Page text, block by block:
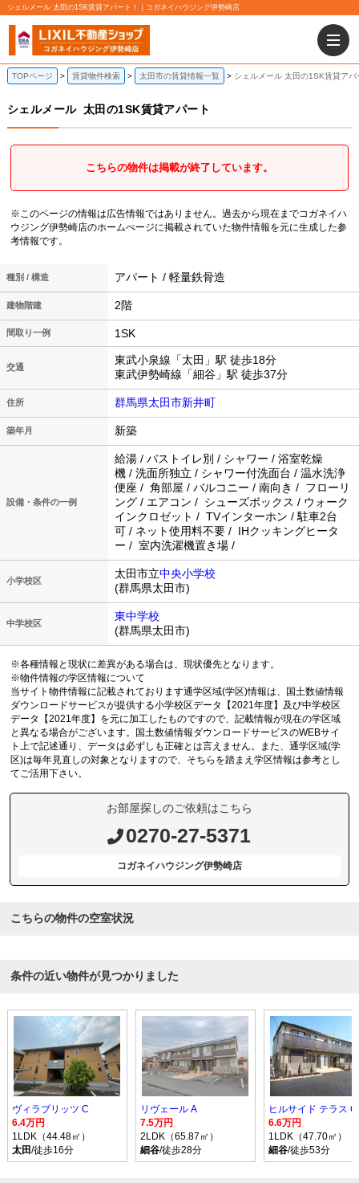
シェルメール 太田の1SK賃貸アパート！｜コガネイハウジング伊勢崎店
TOPページ 賃貸物件検索 太田市の賃貸情報一覧 シェルメール 太田の1SK賃貸アパ
シェルメール 太田の1SK賃貸アパート
こちらの物件は掲載が終了しています。
※このページの情報は広告情報ではありません。過去から現在までコガネイハ
ウジング伊勢崎店のホームぺージに掲載されていた物件情報を元に生成した参
考情報です。
種別 / 構造 アパート / 軽量鉄骨造
建物階建 2階
間取り一例 1SK
交通
東武小泉線「太田」駅 徒歩18分
東武伊勢崎線「細谷」駅 徒歩37分
住所 群馬県太田市新井町
築年月 新築
設備・条件の一例
給湯 / バストイレ別 / シャワー / 浴室乾燥
機 / 洗面所独立 / シャワー付洗面台 / 温水洗浄
便座 / 角部屋 / バルコニー / 南向き / フローリ
ング / エアコン / シューズボックス / ウォーク
インクロゼット / TVインターホン / 駐車2台
可 / ネット使用料不要 / IHクッキングヒータ
ー / 室内洗濯機置き場 /
小学校区
太田市立中央小学校
(群馬県太田市)
中学校区
東中学校
(群馬県太田市)
※各種情報と現状に差異がある場合は、現状優先となります。
※物件情報の学区情報について
当サイト物件情報に記載されております通学区域(学区)情報は、国土数値情報
ダウンロードサービスが提供する小学校区データ【2021年度】及び中学校区
データ【2021年度】を元に加工したものですので、記載情報が現在の学区域
と異なる場合がございます。国土数値情報ダウンロードサービスのWEBサイ
ト上で記述通り、データは必ずしも正確とは言えません。また、通学区域(学
区)は毎年見直しの対象となりますので、そちらを踏まえ学区情報は参考とし
てご活用下さい。
お部屋探しのご依頼はこちら
0270-27-5371
コガネイハウジング伊勢崎店
こちらの物件の空室状況
条件の近い物件が見つかりました
ヴィラブリッツ C
6.4万円
1LDK（44.48㎡）
太田/徒歩16分
リヴェール A
7.5万円
2LDK（65.87㎡）
細谷/徒歩28分
ヒルサイド テラス C
6.6万円
1LDK（47.70㎡）
細谷/徒歩53分